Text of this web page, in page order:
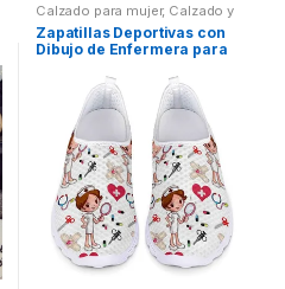
tiene
múltiples
opciones
pueden
elegir
en
Calzado para mujer, Calzado y
bolsos,Zapatos planos mujer
Zapatillas Deportivas con
Dibujo de Enfermera para
Ligeras con Tacones Planos
y Formas Transpirables de
Doctor, Verano, Novedad